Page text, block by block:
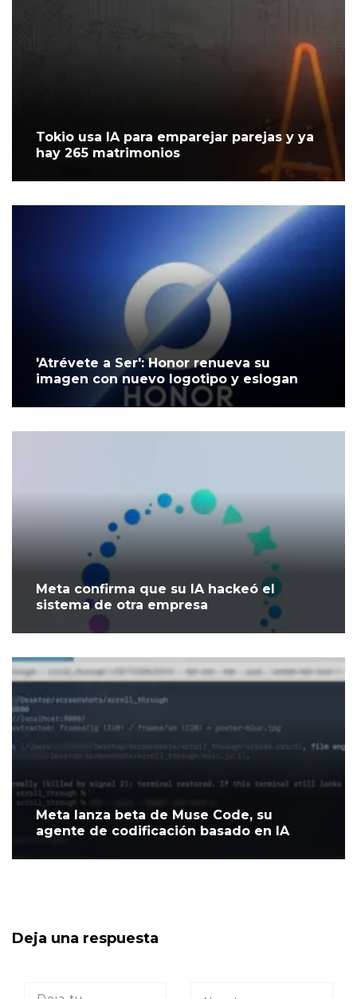
Tokio usa IA para emparejar parejas y ya
hay 265 matrimonios
'Atrévete a Ser': Honor renueva su
imagen con nuevo logotipo y eslogan
Meta confirma que su IA hackeó el
sistema de otra empresa
Meta lanza beta de Muse Code, su
agente de codificación basado en IA
Deja una respuesta